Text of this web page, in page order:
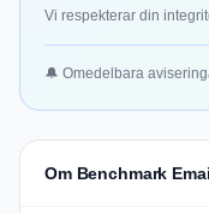
Vi respekterar din
🔔 Omedelbara
Om Benchmark